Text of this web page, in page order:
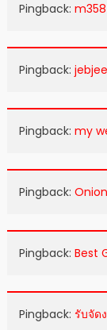
Pingback: m358
Pingback:
Pingback: my
Pingback:
Pingback: Best
Pingback: รับจัด